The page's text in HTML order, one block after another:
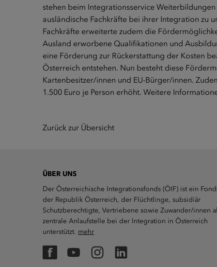
stehen beim Integrationsservice
ausländische Fachkräfte bei ihrer Integration zu
Fachkräfte erweiterte zudem die
Ausland erworbene Qualifikationen und
eine Förderung zur Rückerstattung der Kosten
Österreich entstehen. Nun besteht diese
Kartenbesitzer/innen und EU-Bürger/innen.
1.500 Euro je Person erhöht. Weitere
Zurück zur Übersicht
ÜBER UNS
Der Österreichische Integrationsfonds (ÖIF) ist ein
der Republik Österreich, der Flüchtlinge, subsidiär
Schutzberechtigte, Vertriebene sowie Zuwander/innen
zentrale Anlaufstelle bei der Integration in Österreich
unterstützt. mehr
FacebookYouTubeInstagramLinkedIn